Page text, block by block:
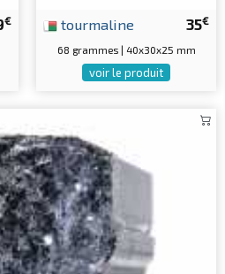
€ 35€
tourmaline
68 grammes | 40x30x25 mm
voir le produit